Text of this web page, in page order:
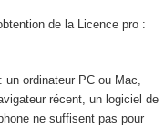
de la Licence pro :
: un ordinateur PC ou Mac,
récent, un logiciel de
ne suffisent pas pour